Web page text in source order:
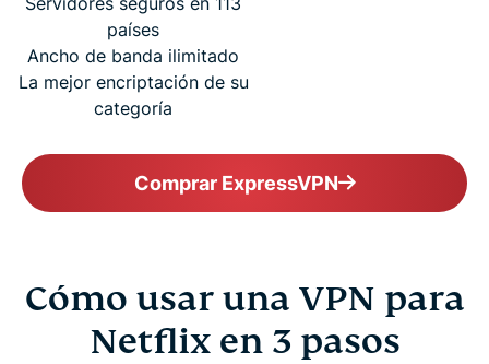
países
Ancho de banda ilimitado
La mejor encriptación de su
categoría
Comprar ExpressVPN
Cómo usar una VPN para
Netflix en 3 pasos